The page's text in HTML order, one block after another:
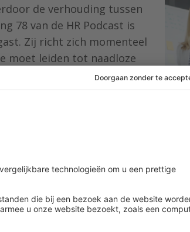
de verhouding tussen
78 van de HR Podcast is
Zij richt zich momenteel
moet leiden tot naadloze
wij anders doen?’